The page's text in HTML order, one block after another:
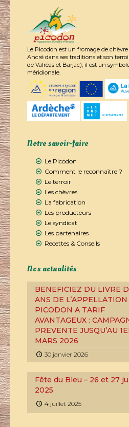
Le Picodon est un fromage de
Ancré dans ses traditions et son
de Valréas et Barjac), il est un
méridionale.
Notre savoir-faire
Le Picodon
Comment le reconnaître ?
Le terroir
Les chèvres
La fabrication
Les producteurs
Le syndicat
Les partenaires
Recettes & Conseils
Nos actualités
BENEFICIEZ DU LIVRE
ANS DE L’APPELLATION
PICODON A TARIF
AVANTAGEUX :
PREVENTE JUSQU’AU
MARS 2026
30 janvier 2026
Fête du Bleu – 26 et 27
2025
4 juillet 2025